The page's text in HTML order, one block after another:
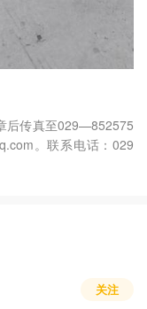
后传真至029—852575
。联系电话：029
关注